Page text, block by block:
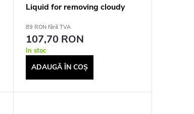
Liquid for removing cloudy
89 RON fără TVA
107,70 RON
In stoc
ADAUGĂ ÎN COŞ